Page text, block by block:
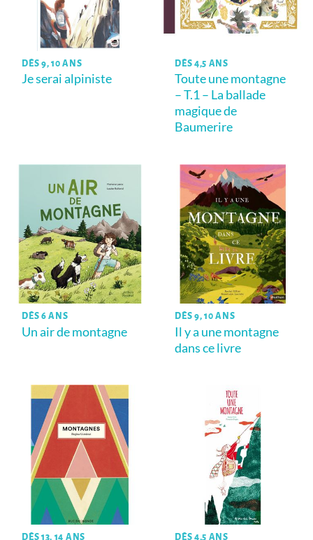
DÈS 9, 10 ANS
Je serai alpiniste
DÈS 4,5 ANS
Toute une montagne
– T.1 – La ballade
magique de
Baumerire
DÈS 6 ANS
Un air de montagne
DÈS 9, 10 ANS
Il y a une montagne
dans ce livre
DÈS 13, 14 ANS DÈS 4,5 ANS